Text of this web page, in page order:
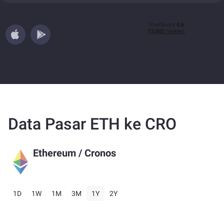
Data Pasar ETH ke CRO
Ethereum / Cronos
1D 1W 1M 3M 1Y 2Y